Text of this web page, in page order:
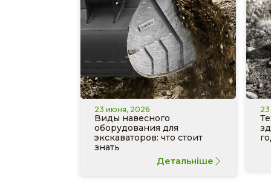
23 июня, 2026
Виды навесного
оборудования для
экскаваторов: что стоит
знать
Детальніше